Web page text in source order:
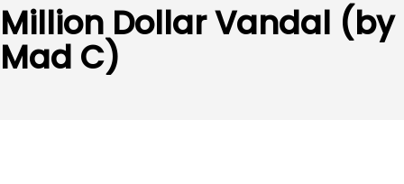
Million Dollar Vandal (by
Mad C)